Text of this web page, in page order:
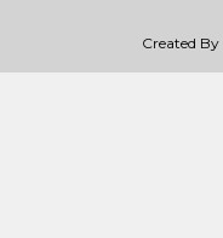
Created By